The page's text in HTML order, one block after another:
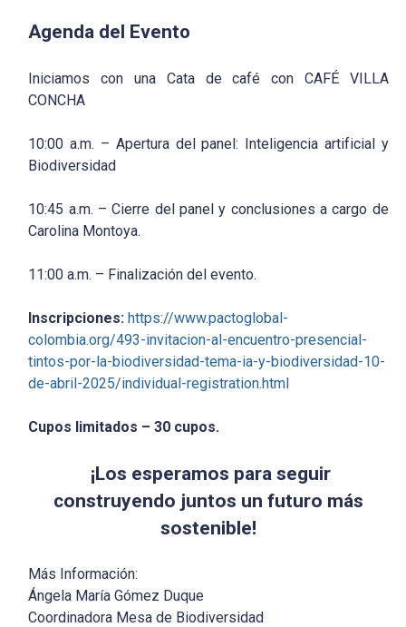
Agenda del Evento
Iniciamos con una Cata de café con CAFÉ VILLA
CONCHA
10:00 a.m. – Apertura del panel: Inteligencia artificial y
Biodiversidad
10:45 a.m. – Cierre del panel y conclusiones a cargo de
Carolina Montoya.
11:00 a.m. – Finalización del evento.
Inscripciones:https://www.pactoglobal-
colombia.org/493-invitacion-al-encuentro-presencial-
tintos-por-la-biodiversidad-tema-ia-y-biodiversidad-10-
de-abril-2025/individual-registration.html
Cupos limitados – 30 cupos.
¡Los esperamos para seguir
construyendo juntos un futuro más
sostenible!
Más Información:
Ángela María Gómez Duque
Coordinadora Mesa de Biodiversidad